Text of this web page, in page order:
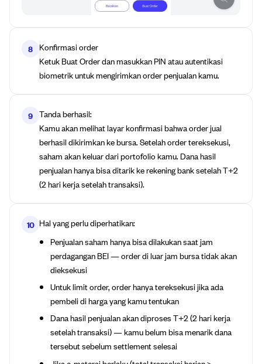
8 Konfirmasi order
Ketuk Buat Order dan masukkan PIN atau autentikasi
biometrik untuk mengirimkan order penjualan kamu.
9 Tanda berhasil:
Kamu akan melihat layar konfirmasi bahwa order jual
berhasil dikirimkan ke bursa. Setelah order tereksekusi,
saham akan keluar dari portofolio kamu. Dana hasil
penjualan hanya bisa ditarik ke rekening bank setelah T+2
(2 hari kerja setelah transaksi).
10 Hal yang perlu diperhatikan:
Penjualan saham hanya bisa dilakukan saat jam
perdagangan BEI — order di luar jam bursa tidak akan
dieksekusi
Untuk limit order, order hanya tereksekusi jika ada
pembeli di harga yang kamu tentukan
Dana hasil penjualan akan diproses T+2 (2 hari kerja
setelah transaksi) — kamu belum bisa menarik dana
tersebut sebelum settlement selesai